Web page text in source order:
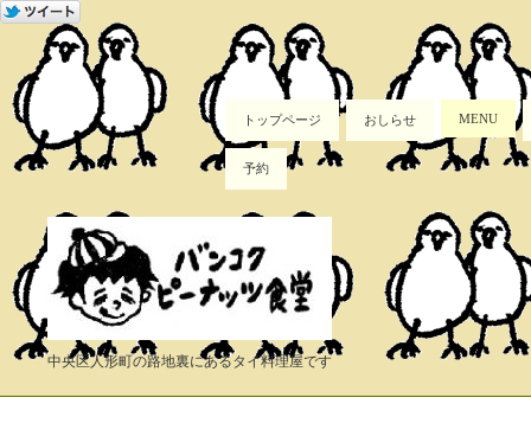
トップページ おしらせ MENU
予約
中央区人形町の路地裏にあるタイ料理屋です